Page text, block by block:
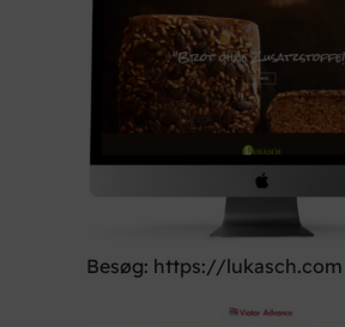
Besøg: https://lukasch.com